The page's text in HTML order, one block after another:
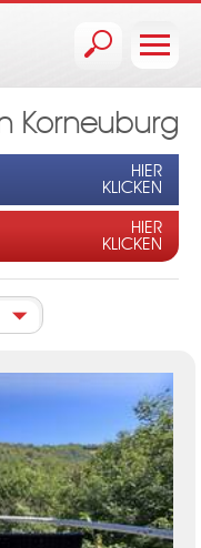
Korneuburg
HIER
KLICKEN
HIER
KLICKEN